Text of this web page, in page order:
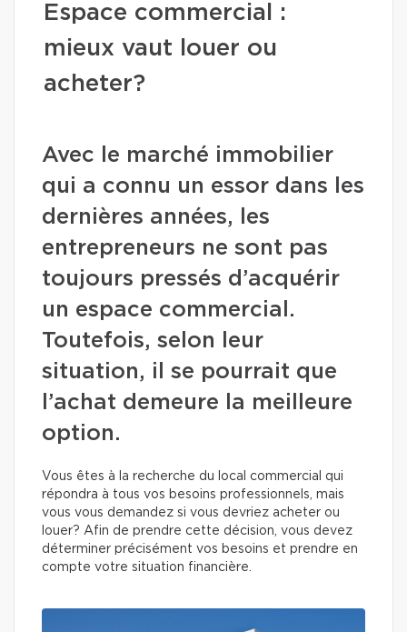
Espace commercial :
mieux vaut louer ou
acheter?
Avec le marché immobilier
qui a connu un essor dans les
dernières années, les
entrepreneurs ne sont pas
toujours pressés d’acquérir
un espace commercial.
Toutefois, selon leur
situation, il se pourrait que
l’achat demeure la meilleure
option.
Vous êtes à la recherche du local commercial qui
répondra à tous vos besoins professionnels, mais
vous vous demandez si vous devriez acheter ou
louer? Afin de prendre cette décision, vous devez
déterminer précisément vos besoins et prendre en
compte votre situation financière.